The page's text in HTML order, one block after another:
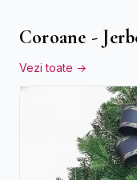
Coroane -
Vezi toate →